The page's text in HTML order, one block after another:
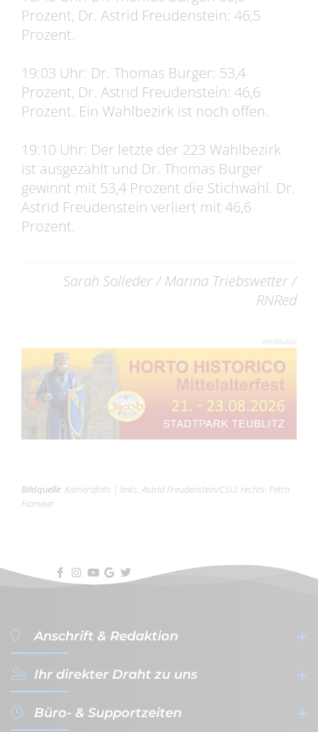
Prozent, Dr. Astrid Freudenstein: 46,5
Prozent.
19:03 Uhr: Dr. Thomas Burger: 53,4
Prozent, Dr. Astrid Freudenstein: 46,6
Prozent. Ein Wahlbezirk ist noch offen.
19:10 Uhr: Der letzte der 223 Wahlbezirk
ist ausgezählt und Dr. Thomas Burger
gewinnt mit 53,4 Prozent die Stichwahl. Dr.
Astrid Freudenstein verliert mit 46,6
Prozent.
Sarah Solleder / Marina Triebswetter /
RNRed
WERBUNG
Bildquelle: Kamerafoto | links: Astrid Freudenstein/CSU; rechts: Petra
Homeier
Anschrift & Redaktion
filterVERLAG GmbH & Co. KG
- Werbeagentur & Verlag -
Gutenbergplatz 1a-1b
Ihr direkter Draht zu uns
+49 (0)941 - 59 56 08-0
Büro- & Supportzeiten